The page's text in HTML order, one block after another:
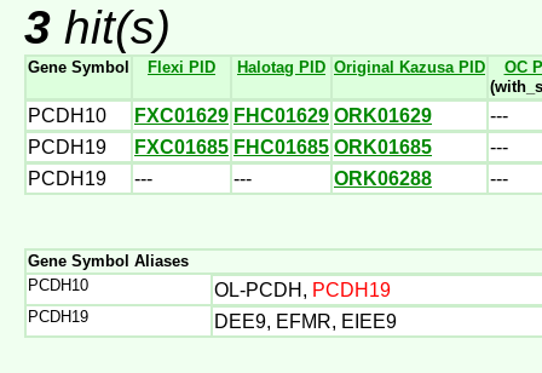
3 hit(s)
Gene Symbol Flexi PID Halotag PID Original Kazusa PID
OC
PCDH10 FXC01629 FHC01629 ORK01629
---
PCDH19
FXC01685 FHC01685 ORK01685
---
PCDH19
--- --- ORK06288 ---
Gene Symbol Aliases
PCDH10
OL-PCDH, PCDH19
PCDH19 DEE9, EFMR, EIEE9